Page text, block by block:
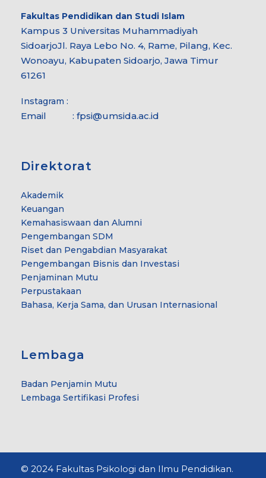
Fakultas Pendidikan dan Studi Islam
Kampus 3 Universitas Muhammadiyah
SidoarjoJl. Raya Lebo No. 4, Rame, Pilang, Kec.
Wonoayu, Kabupaten Sidoarjo, Jawa Timur
61261
Instagram :
Email : fpsi@umsida.ac.id
Direktorat
Akademik
Keuangan
Kemahasiswaan dan Alumni
Pengembangan SDM
Riset dan Pengabdian Masyarakat
Pengembangan Bisnis dan Investasi
Penjaminan Mutu
Perpustakaan
Bahasa, Kerja Sama, dan Urusan Internasional
Lembaga
Badan Penjamin Mutu
Lembaga Sertifikasi Profesi
© 2024 Fakultas Psikologi dan Ilmu Pendidikan.